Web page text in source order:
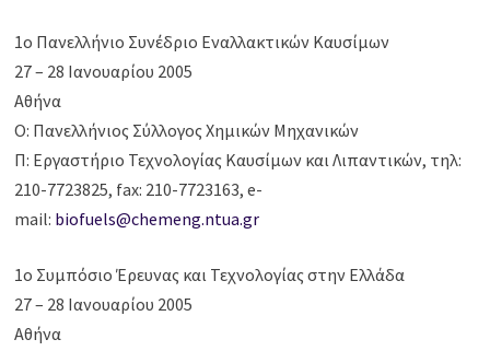
1ο Πανελλήνιο Συνέδριο Εναλλακτικών Καυσίμων
27 – 28 Ιανουαρίου 2005
Αθήνα
Ο: Πανελλήνιος Σύλλογος Χημικών Μηχανικών
Π: Εργαστήριο Τεχνολογίας Καυσίμων και Λιπαντικών, τηλ:
210-7723825, fax: 210-7723163, e-
mail: biofuels@chemeng.ntua.gr
1ο Συμπόσιο Έρευνας και Τεχνολογίας στην Ελλάδα
27 – 28 Ιανουαρίου 2005
Αθήνα